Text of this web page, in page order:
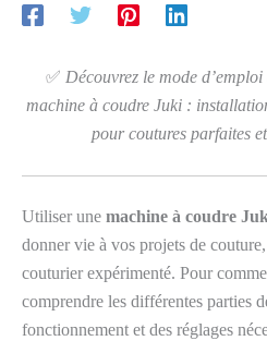
✅ Découvrez le mode
machine à coudre Juki :
pour coutures parfaites
Utiliser une machine à coudre
donner vie à vos projets de
couturier expérimenté. Pour
comprendre les différentes parties
fonctionnement et des réglages